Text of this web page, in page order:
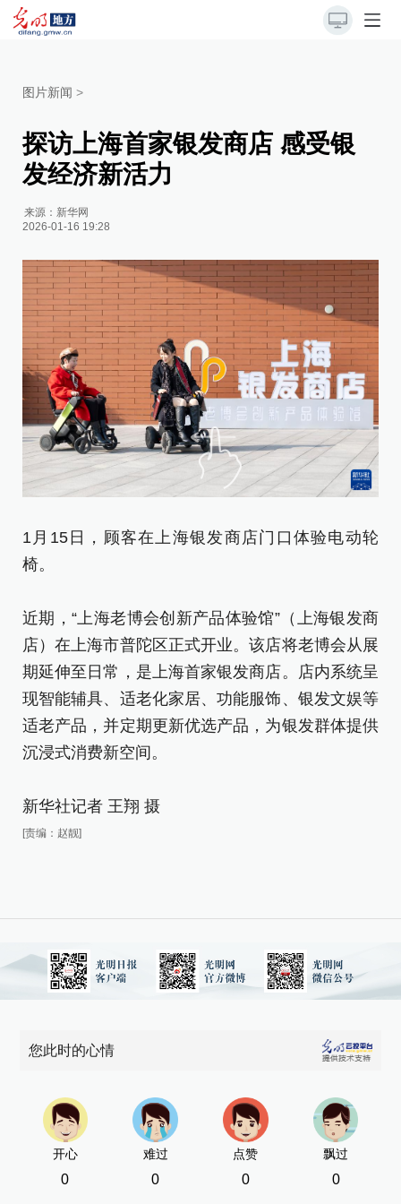
图片新闻 >
探访上海首家银发商店 感受银
发经济新活力
来源： 新华网
2026-01-16 19:28
1月15日，顾客在上海银发商店门口体验电动轮
椅。
近期，“上海老博会创新产品体验馆”（上海银发商
店）在上海市普陀区正式开业。该店将老博会从展
期延伸至日常，是上海首家银发商店。店内系统呈
现智能辅具、适老化家居、功能服饰、银发文娱等
适老产品，并定期更新优选产品，为银发群体提供
沉浸式消费新空间。
新华社记者 王翔 摄
[责编：赵靓]
您此时的心情
开心
0
难过
0
点赞
0
飘过
0